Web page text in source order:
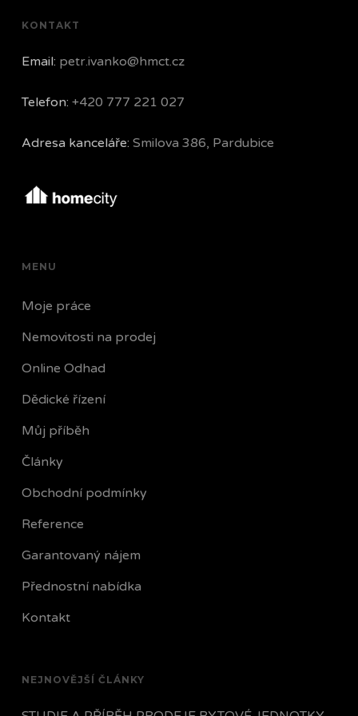
KONTAKT
Email: petr.ivanko@hmct.cz
Telefon: +420 777 221 027
Adresa kanceláře: Smilova 386, Pardubice
MENU
Moje práce
Nemovitosti na prodej
Online Odhad
Dědické řízení
Můj příběh
Články
Obchodní podmínky
Reference
Garantovaný nájem
Přednostní nabídka
Kontakt
NEJNOVĚJŠÍ ČLÁNKY